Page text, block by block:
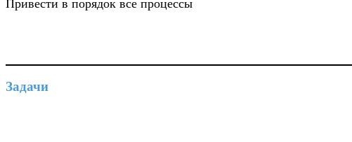
Привести в порядок все процессы
Задачи